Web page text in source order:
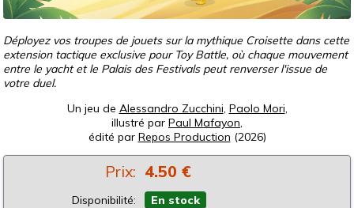
Déployez vos troupes de jouets sur la mythique Croisette dans cette
extension tactique exclusive pour Toy Battle, où chaque mouvement
entre le yacht et le Palais des Festivals peut renverser l'issue de
votre duel.
Un jeu de Alessandro Zucchini, Paolo Mori,
illustré par Paul Mafayon,
édité par Repos Production (2026)
Prix: 4.50 €
Disponibilité: En stock